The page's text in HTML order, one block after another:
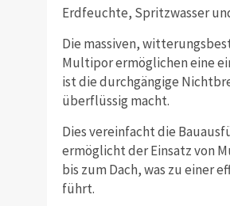
Erdfeuchte, Spritzwasser
Die massiven,
Multipor ermöglichen eine
ist die durchgängige
überflüssig macht.
Dies vereinfacht die
ermöglicht der Einsatz von
bis zum Dach, was zu einer
führt.